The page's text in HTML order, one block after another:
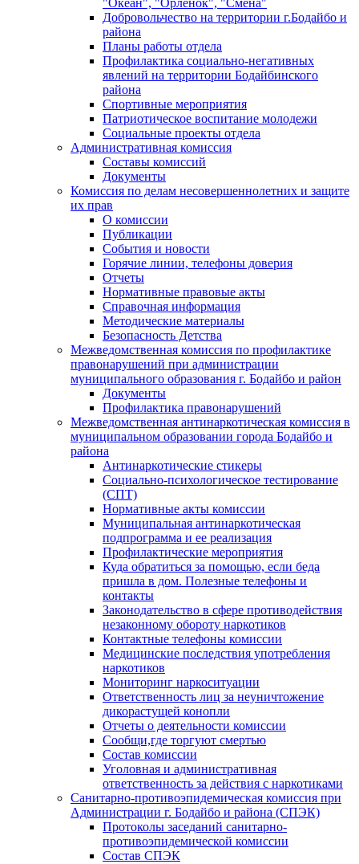
"Океан", "Орленок", "Смена"
Добровольчество на территории г.Бодайбо и
района
Планы работы отдела
Профилактика социально-негативных
явлений на территории Бодайбинского
района
Спортивные мероприятия
Патриотическое воспитание молодежи
Социальные проекты отдела
Административная комиссия
Составы комиссий
Документы
Комиссия по делам несовершеннолетних и защите
их прав
О комиссии
Публикации
События и новости
Горячие линии, телефоны доверия
Отчеты
Нормативные правовые акты
Справочная информация
Методические материалы
Безопасность Детства
Межведомственная комиссия по профилактике
правонарушений при администрации
муниципального образования г. Бодайбо и район
Документы
Профилактика правонарушений
Межведомственная антинаркотическая комиссия в
муниципальном образовании города Бодайбо и
района
Антинаркотические стикеры
Социально-психологическое тестирование
(СПТ)
Нормативные акты комиссии
Муниципальная антинаркотическая
подпрограмма и ее реализация
Профилактические мероприятия
Куда обратиться за помощью, если беда
пришла в дом. Полезные телефоны и
контакты
Законодательство в сфере противодействия
незаконному обороту наркотиков
Контактные телефоны комиссии
Медицинские последствия употребления
наркотиков
Мониторинг наркоситуации
Ответственность лиц за неуничтожение
дикорастущей конопли
Отчеты о деятельности комиссии
Сообщи,где торгуют смертью
Состав комиссии
Уголовная и административная
ответственность за действия с наркотиками
Санитарно-противоэпидемическая комиссия при
Администрации г. Бодайбо и района (СПЭК)
Протоколы заседаний санитарно-
противоэпидемической комиссии
Состав СПЭК